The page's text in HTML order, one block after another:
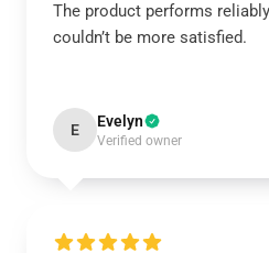
The product performs
couldn’t be more satisfied.
E Evelyn
Verified owner